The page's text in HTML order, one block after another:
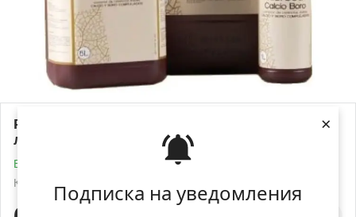
Подписка на уведомления
×
Рідке добриво Мікрокат Кальцій-бор (Са-В), 5
л
В наявності
Код: 1176